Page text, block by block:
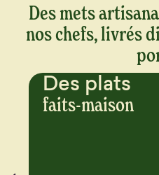
Des mets
nos chefs, livrés
Des plats
faits-maison